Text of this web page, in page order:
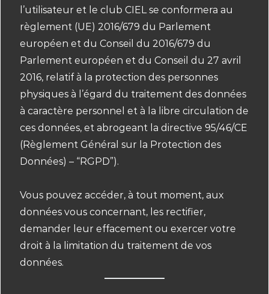
l’utilisateur et le club CIEL se conformera au
règlement (UE) 2016/679 du Parlement
européen et du Conseil du 2016/679 du
Parlement européen et du Conseil du 27 avril
2016, relatif à la protection des personnes
physiques à l’égard du traitement des données
à caractère personnel et à la libre circulation de
ces données, et abrogeant la directive 95/46/CE
(Règlement Général sur la Protection des
Données) – “RGPD”).
Vous pouvez accéder, à tout moment, aux
données vous concernant, les rectifier,
demander leur effacement ou exercer votre
droit à la limitation du traitement de vos
données.